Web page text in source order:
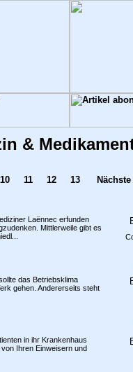
&
10 11 12 13
Laënnec erfunden
Mittlerweile gibt es
das Betriebsklima
gehen. Andererseits steht
in ihr Krankenhaus
Ihren Einweisern und